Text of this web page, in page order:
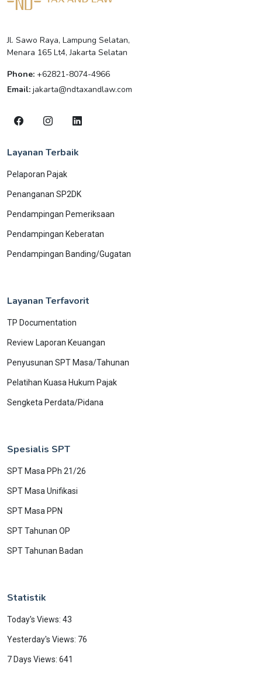
Jl. Sawo Raya, Lampung Selatan,
Menara 165 Lt4, Jakarta Selatan
Phone: +62821-8074-4966
Email: jakarta@ndtaxandlaw.com
Layanan Terbaik
Pelaporan Pajak
Penanganan SP2DK
Pendampingan Pemeriksaan
Pendampingan Keberatan
Pendampingan Banding/Gugatan
Layanan Terfavorit
TP Documentation
Review Laporan Keuangan
Penyusunan SPT Masa/Tahunan
Pelatihan Kuasa Hukum Pajak
Sengketa Perdata/Pidana
Spesialis SPT
SPT Masa PPh 21/26
SPT Masa Unifikasi
SPT Masa PPN
SPT Tahunan OP
SPT Tahunan Badan
Statistik
Today's Views: 43
Yesterday's Views: 76
7 Days Views: 641